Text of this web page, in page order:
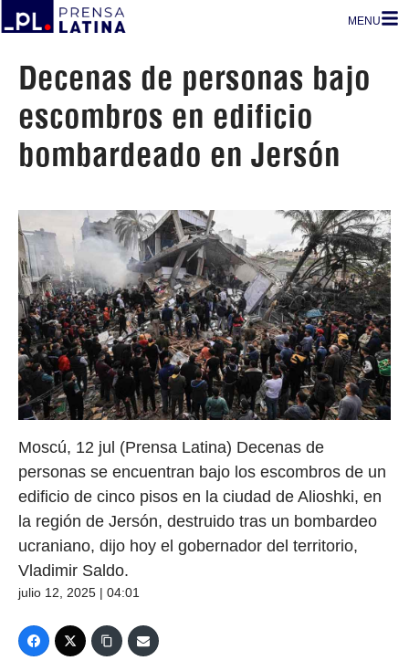
MENU
Decenas de personas bajo
escombros en edificio
bombardeado en Jersón
Moscú, 12 jul (Prensa Latina) Decenas de
personas se encuentran bajo los escombros de un
edificio de cinco pisos en la ciudad de Alioshki, en
la región de Jersón, destruido tras un bombardeo
ucraniano, dijo hoy el gobernador del territorio,
Vladimir Saldo.
julio 12, 2025 | 04:01